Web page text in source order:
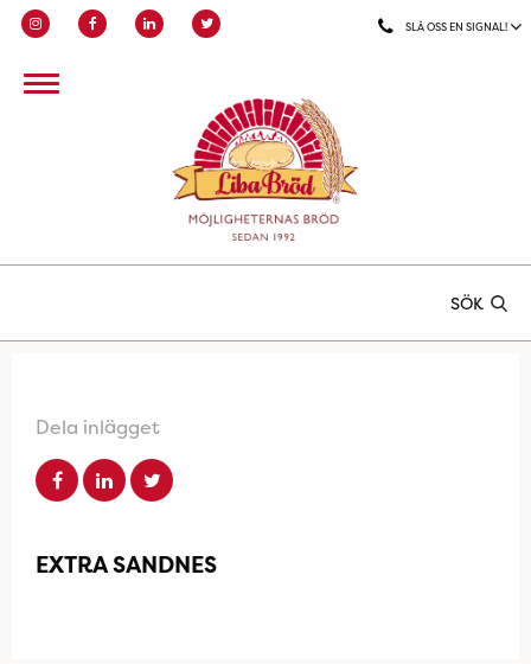
SLÅ OSS EN SIGNAL!
SÖK
Dela inlägget
EXTRA SANDNES